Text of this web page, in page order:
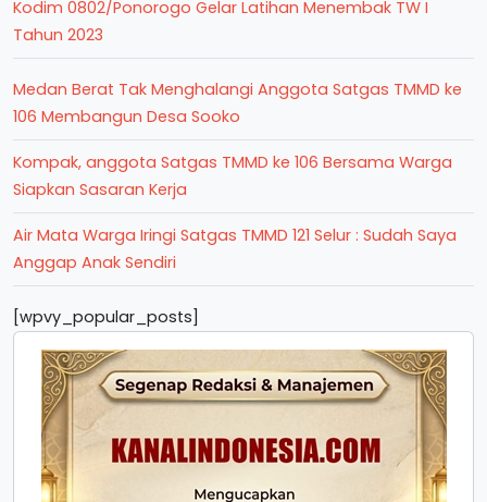
Kodim 0802/Ponorogo Gelar Latihan Menembak TW I
Tahun 2023
Medan Berat Tak Menghalangi Anggota Satgas TMMD ke
106 Membangun Desa Sooko
Kompak, anggota Satgas TMMD ke 106 Bersama Warga
Siapkan Sasaran Kerja
Air Mata Warga Iringi Satgas TMMD 121 Selur : Sudah Saya
Anggap Anak Sendiri
[wpvy_popular_posts]